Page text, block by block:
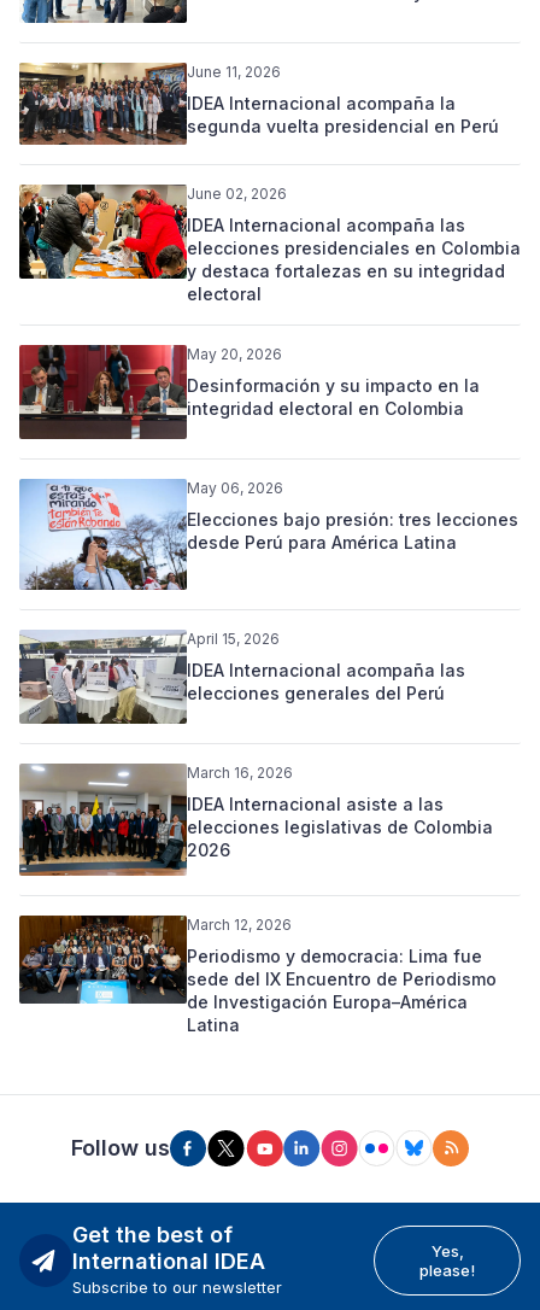
June 11, 2026
IDEA Internacional acompaña la
segunda vuelta presidencial en Perú
June 02, 2026
IDEA Internacional acompaña las
elecciones presidenciales en Colombia
y destaca fortalezas en su integridad
electoral
May 20, 2026
Desinformación y su impacto en la
integridad electoral en Colombia
May 06, 2026
Elecciones bajo presión: tres lecciones
desde Perú para América Latina
April 15, 2026
IDEA Internacional acompaña las
elecciones generales del Perú
March 16, 2026
IDEA Internacional asiste a las
elecciones legislativas de Colombia
2026
March 12, 2026
Periodismo y democracia: Lima fue
sede del IX Encuentro de Periodismo
de Investigación Europa–América
Latina
Follow us
Get the best of
International IDEA
Subscribe to our newsletter
Yes,
please!